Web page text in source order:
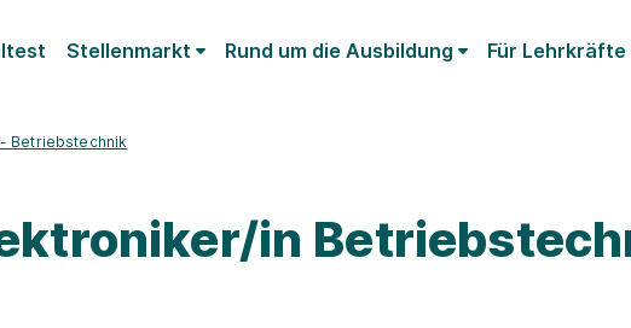
Stellenmarkt Rund um die Ausbildung Für Lehrkräfte
Betriebstechnik
in